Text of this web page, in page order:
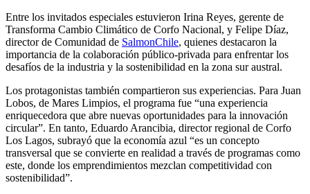
Entre los invitados especiales estuvieron Irina Reyes, gerente de
Transforma Cambio Climático de Corfo Nacional, y Felipe Díaz,
director de Comunidad de SalmonChile, quienes destacaron la
importancia de la colaboración público-privada para enfrentar los
desafíos de la industria y la sostenibilidad en la zona sur austral.
Los protagonistas también compartieron sus experiencias. Para Juan
Lobos, de Mares Limpios, el programa fue “una experiencia
enriquecedora que abre nuevas oportunidades para la innovación
circular”. En tanto, Eduardo Arancibia, director regional de Corfo
Los Lagos, subrayó que la economía azul “es un concepto
transversal que se convierte en realidad a través de programas como
este, donde los emprendimientos mezclan competitividad con
sostenibilidad”.